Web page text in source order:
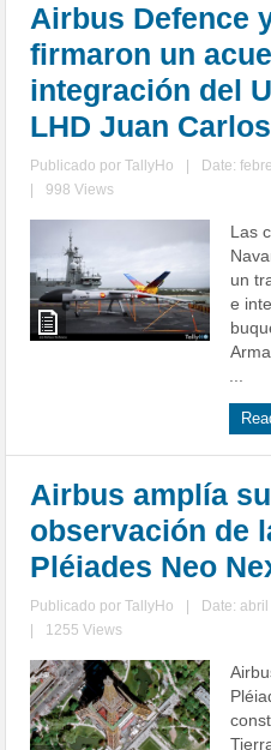
Airbus Defence
firmaron un
integración del
LHD Juan
Publicado porTallyHo Date:
998 Views
Las
un
e
...
Airbus amplía
observación de
Pléiades Neo
Publicado porTallyHo Date:
1255 Views